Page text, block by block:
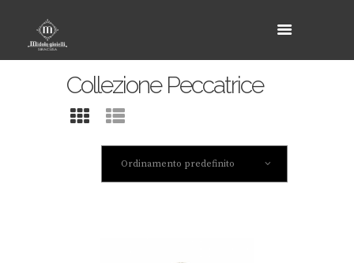
Collezione Peccatrice